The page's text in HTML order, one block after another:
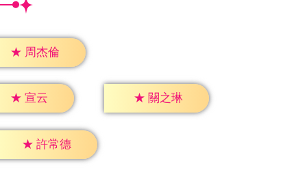
★ 周杰倫
★ 宣云 ★ 關之琳
★ 許常德